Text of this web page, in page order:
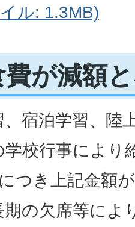
ル: 1.3MB)
が減額
、宿泊学習、陸
学校行事により
つき上記金額
期の欠席等によ